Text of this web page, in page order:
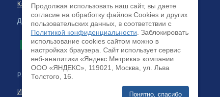
Карта сайта
Доступна оплата банковскими картами
Разработка сайта:
Интернет-бизнес-системы
Продолжая использовать наш сайт, вы даете
согласие на обработку файлов Cookies и других
пользовательских данных, в соответствии с
Политикой конфиденциальности . Заблокировать
использование cookies сайтом можно в
настройках браузера. Cайт использует сервис
веб-аналитики «Яндекс.Метрика» компании
ООО «ЯНДЕКС», 119021, Москва, ул. Льва
Толстого, 16.
Понятно, спасибо